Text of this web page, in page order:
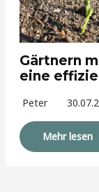
Gärtnern
eine
Peter
Mehr lesen